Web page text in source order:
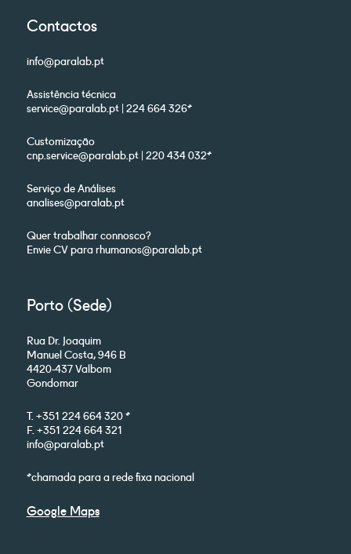
Contactos
info@paralab.pt
Assistência técnica
service@paralab.pt | 224 664 326*
Customização
cnp.service@paralab.pt | 220 434 032*
Serviço de Análises
analises@paralab.pt
Quer trabalhar connosco?
Envie CV para rhumanos@paralab.pt
Porto (Sede)
Rua Dr. Joaquim
Manuel Costa, 946 B
4420-437 Valbom
Gondomar
T. +351 224 664 320 *
F. +351 224 664 321
info@paralab.pt
*chamada para a rede fixa nacional
Google Maps